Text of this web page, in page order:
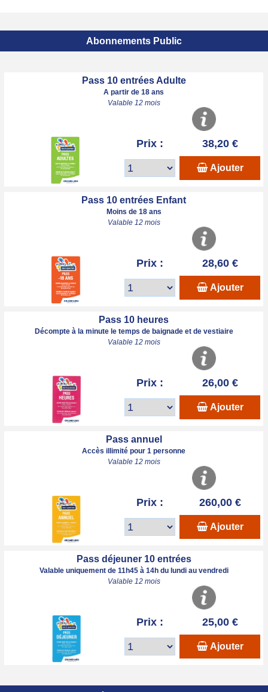
Abonnements Public
Pass 10 entrées Adulte
A partir de 18 ans
Valable 12 mois
Prix : 38,20 €
Ajouter
Pass 10 entrées Enfant
Moins de 18 ans
Valable 12 mois
Prix : 28,60 €
Ajouter
Pass 10 heures
Décompte à la minute le temps de baignade et de vestiaire
Valable 12 mois
Prix : 26,00 €
Ajouter
Pass annuel
Accès illimité pour 1 personne
Valable 12 mois
Prix : 260,00 €
Ajouter
Pass déjeuner 10 entrées
Valable uniquement de 11h45 à 14h du lundi au vendredi
Valable 12 mois
Prix : 25,00 €
Ajouter